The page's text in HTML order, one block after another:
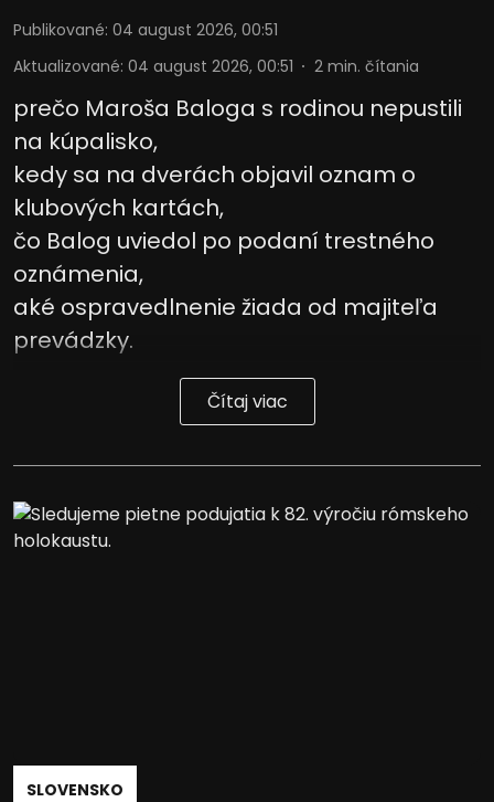
Publikované: 04 august 2026, 00:51
Aktualizované: 04 august 2026, 00:51 2 min. čítania
prečo Maroša Baloga s rodinou nepustili
na kúpalisko,
kedy sa na dverách objavil oznam o
klubových kartách,
čo Balog uviedol po podaní trestného
oznámenia,
aké ospravedlnenie žiada od majiteľa
prevádzky.
Čítaj viac
SLOVENSKO